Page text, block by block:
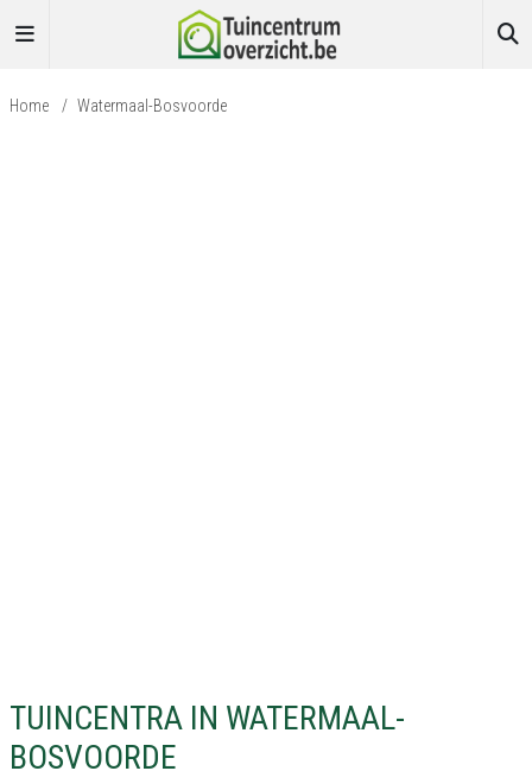
Home / Watermaal-Bosvoorde
TUINCENTRA IN WATERMAAL-
BOSVOORDE